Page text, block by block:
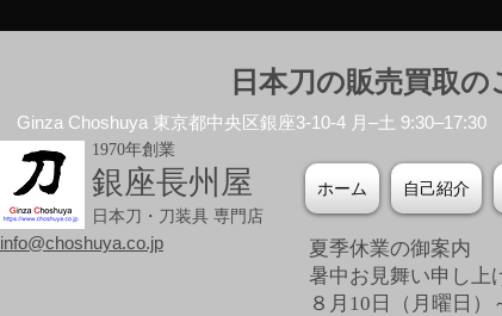
日本刀の販売買取
Ginza Choshuya 東京都中央区銀座3-10-4 月–土 9:30–17:30
1970年創業
銀座長州屋
日本刀・刀装具 専門店
ホーム 自己紹介
info@choshuya.co.jp
夏季休業の御案内
暑中お見舞い申し上
８月10日（月曜日